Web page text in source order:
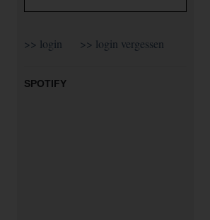
SPOTIFY